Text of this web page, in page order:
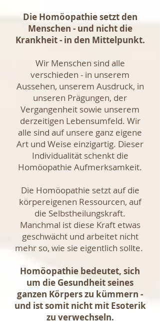
Die Homöopathie setzt den
Menschen - und nicht die
Krankheit - in den Mittelpunkt.
Wir Menschen sind alle
verschieden - in unserem
Aussehen, unserem Ausdruck, in
unseren Prägungen, der
Vergangenheit sowie unserem
derzeitigen Lebensumfeld. Wir
alle sind auf unsere ganz eigene
Art und Weise einzigartig. Dieser
Individualität schenkt die
Homöopathie Aufmerksamkeit.
Die Homöopathie setzt auf die
körpereigenen Ressourcen, auf
die Selbstheilungskraft.
Manchmal ist diese Kraft etwas
geschwächt und arbeitet nicht
mehr so, wie sie eigentlich sollte.
Homöopathie bedeutet, sich
um die Gesundheit seines
ganzen Körpers zu kümmern -
und ist somit nicht mit Esoterik
zu verwechseln.